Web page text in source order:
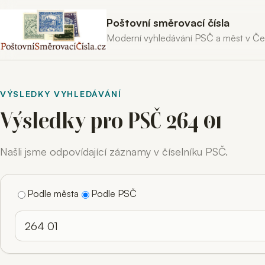
Poštovní směrovací čísla
Moderní vyhledávání PSČ a měst v
VÝSLEDKY VYHLEDÁVÁNÍ
Výsledky pro PSČ 264 01
Našli jsme odpovídající záznamy v číselníku PSČ.
Podle města Podle PSČ
Hledaný výraz